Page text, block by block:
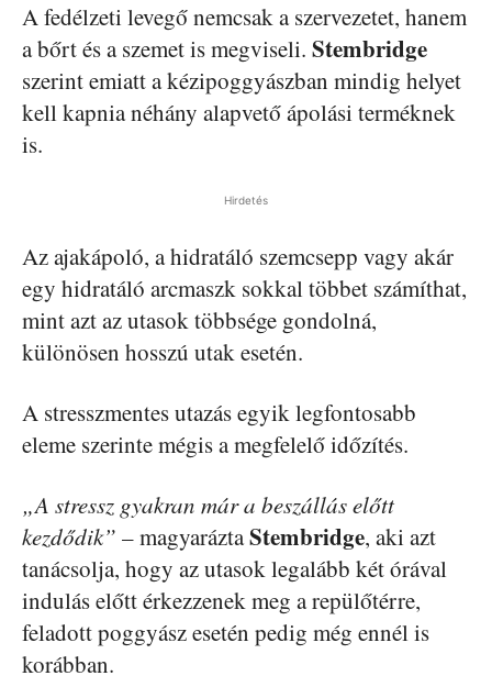
A fedélzeti levegő nemcsak a szervezetet, hanem
a bőrt és a szemet is megviseli. Stembridge
szerint emiatt a kézipoggyászban mindig helyet
kell kapnia néhány alapvető ápolási terméknek
is.
Hirdetés
Az ajakápoló, a hidratáló szemcsepp vagy akár
egy hidratáló arcmaszk sokkal többet számíthat,
mint azt az utasok többsége gondolná,
különösen hosszú utak esetén.
A stresszmentes utazás egyik legfontosabb
eleme szerinte mégis a megfelelő időzítés.
„A stressz gyakran már a beszállás előtt
kezdődik” – magyaráztaStembridge, aki azt
tanácsolja, hogy az utasok legalább két órával
indulás előtt érkezzenek meg a repülőtérre,
feladott poggyász esetén pedig még ennél is
korábban.